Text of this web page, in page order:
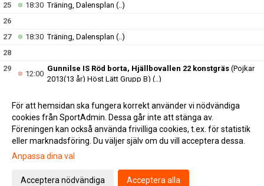
25
18:30Träning, Dalensplan (..)
26
27
18:30Träning, Dalensplan (..)
28
29
12:00
Gunnilse IS Röd borta, Hjällbovallen 22 konstgräs (Pojkar
2013(13 år) Höst Lätt Grupp B) (..)
Gå till Webbversion
För att hemsidan ska fungera korrekt använder vi nödvändiga
cookies från SportAdmin. Dessa går inte att stänga av.
Föreningen kan också använda frivilliga cookies, t.ex. för statistik
eller marknadsföring. Du väljer själv om du vill acceptera dessa.
Anpassa dina val
Acceptera nödvändiga Acceptera alla